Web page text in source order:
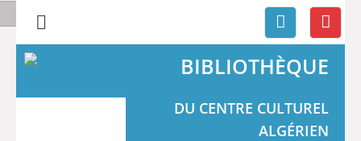
BIBLIOTHÈQUE
DU CENTRE CULTUREL
ALGÉRIEN